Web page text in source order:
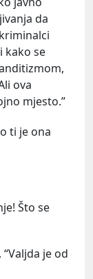
da
kako se
ova
mjesto.”
ti je ona
Što se
je od